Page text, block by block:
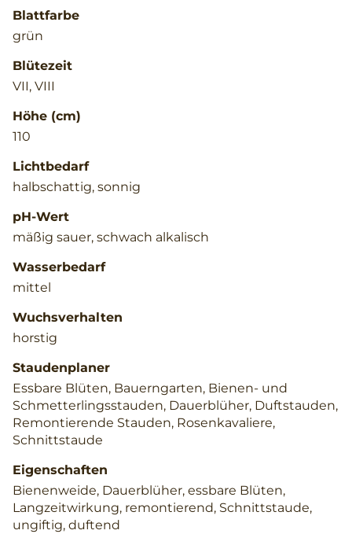
Blattfarbe
grün
Blütezeit
VII, VIII
Höhe (cm)
110
Lichtbedarf
halbschattig, sonnig
pH-Wert
mäßig sauer, schwach alkalisch
Wasserbedarf
mittel
Wuchsverhalten
horstig
Staudenplaner
Essbare Blüten, Bauerngarten, Bienen- und
Schmetterlingsstauden, Dauerblüher, Duftstauden,
Remontierende Stauden, Rosenkavaliere,
Schnittstaude
Eigenschaften
Bienenweide, Dauerblüher, essbare Blüten,
Langzeitwirkung, remontierend, Schnittstaude,
ungiftig, duftend